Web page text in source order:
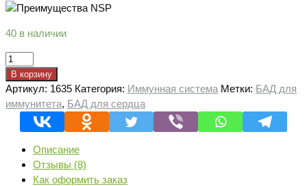
40 в наличии
Количество
товара
Витамин
С
Vitamin
NSP
В корзину
Артикул: 1635 Категория: Иммунная система Метки: БАД для
иммунитета, БАД для сердца
Описание
Отзывы (8)
Как оформить заказ